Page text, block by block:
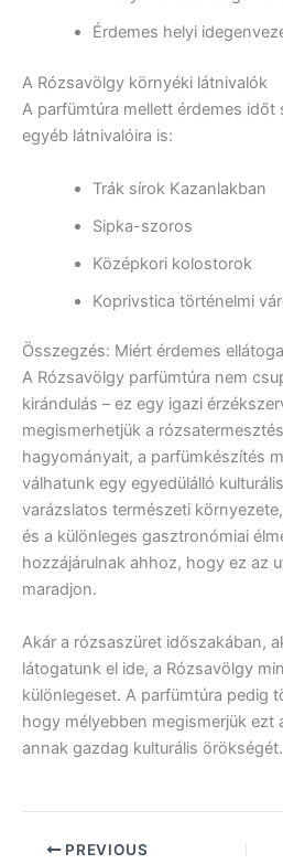
Érdemes helyi
A Rózsavölgy környéki látnivalók
A parfümtúra mellett érdemes időt
egyéb látnivalóira is:
Trák sírok Kazanlakban
Sipka-szoros
Középkori kolostorok
Koprivstica történelmi
Összegzés: Miért érdemes
A Rózsavölgy parfümtúra nem
kirándulás – ez egy igazi
megismerhetjük a
hagyományait, a parfümkészítés
válhatunk egy egyedülálló
varázslatos természeti
és a különleges gasztronómiai
hozzájárulnak ahhoz, hogy ez az
maradjon.
Akár a rózsaszüret időszakában,
látogatunk el ide, a Rózsavölgy
különlegeset. A parfümtúra pedig
hogy mélyebben megismerjük ezt
annak gazdag kulturális örökségét.
PREVIOUS